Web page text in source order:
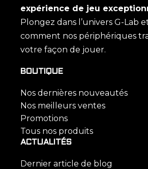
expérience de jeu
Plongez dans l’univers G-Lab
comment nos périphériques
votre façon de jouer.
BOUTIQUE
Nos dernières nouveautés
Nos meilleurs ventes
Promotions
Tous nos produits
ACTUALITÉS
Dernier article de blog